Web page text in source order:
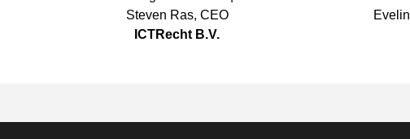
Steven Ras, CEO
ICTRecht B.V.